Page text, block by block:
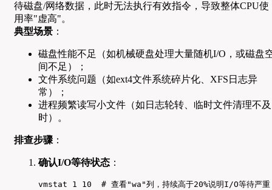
待磁盘/网络数据，此时无法执行有效指令，导致整体CPU使
用率"虚高"。
典型场景 ：
磁盘性能不足（如机械硬盘处理大量随机I/O，或磁盘
间不足）；
文件系统问题（如ext4文件系统碎片化、XFS日志异
常）；
进程频繁读写小文件（如日志轮转、临时文件清理不及
时）。
排查步骤 ：
确认I/O等待状态 ：
vmstat 1 10  # 查看"wa"列，持续高于20%说明I/O等待严重